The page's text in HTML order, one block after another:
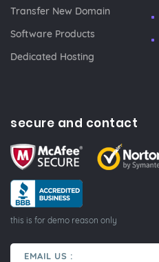
Transfer New Domain
Software Products
Dedicated Hosting
secure and contact
this is for demo reason only
EMAIL US :